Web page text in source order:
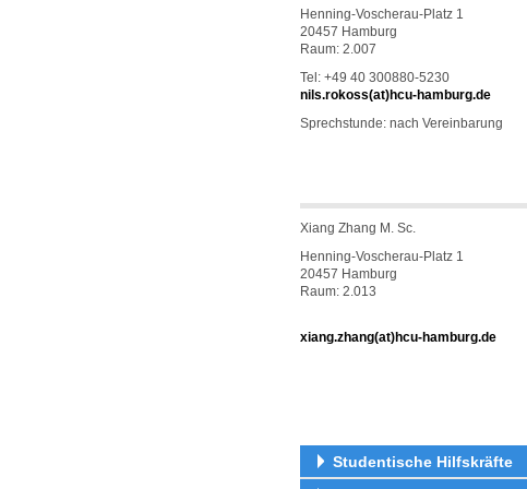
Henning-Voscherau-Platz 1
20457 Hamburg
Raum: 2.007
Tel: +49 40 300880-5230
nils.rokoss(at)hcu-hamburg.de
Sprechstunde: nach Vereinbarung
Xiang Zhang M. Sc.
Henning-Voscherau-Platz 1
20457 Hamburg
Raum: 2.013
xiang.zhang(at)hcu-hamburg.de
Studentische Hilfskräfte